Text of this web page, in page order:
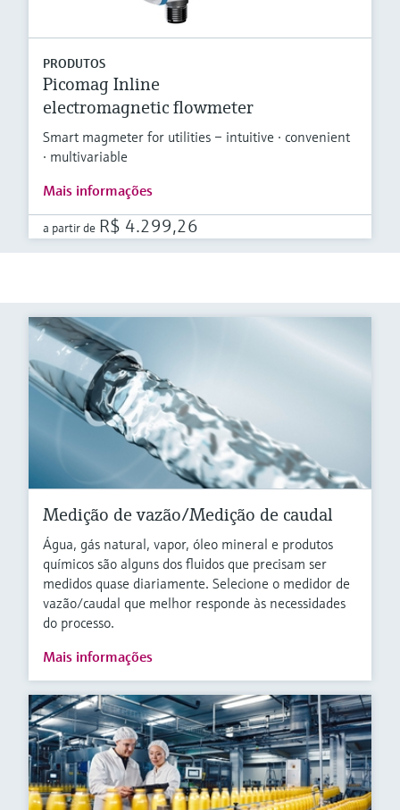
PRODUTOS
Picomag Inline
electromagnetic flowmeter
Smart magmeter for utilities – intuitive · convenient
· multivariable
Mais informações
a partir de R$ 4.299,26
Medição de vazão/Medição de caudal
Água, gás natural, vapor, óleo mineral e produtos
químicos são alguns dos fluidos que precisam ser
medidos quase diariamente. Selecione o medidor de
vazão/caudal que melhor responde às necessidades
do processo.
Mais informações